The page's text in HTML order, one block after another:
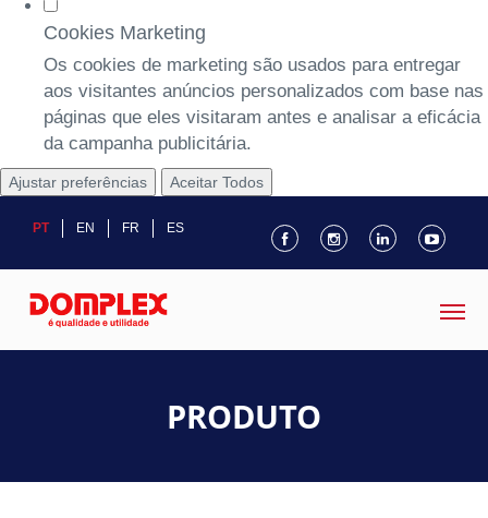
Cookies Marketing
Os cookies de marketing são usados para entregar
aos visitantes anúncios personalizados com base nas
páginas que eles visitaram antes e analisar a eficácia
da campanha publicitária.
Ajustar preferências Aceitar Todos
PT EN FR ES
PRODUTO